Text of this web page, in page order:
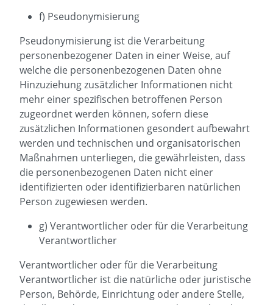
f) Pseudonymisierung
Pseudonymisierung ist die Verarbeitung
personenbezogener Daten in einer Weise, auf
welche die personenbezogenen Daten ohne
Hinzuziehung zusätzlicher Informationen nicht
mehr einer spezifischen betroffenen Person
zugeordnet werden können, sofern diese
zusätzlichen Informationen gesondert aufbewahrt
werden und technischen und organisatorischen
Maßnahmen unterliegen, die gewährleisten, dass
die personenbezogenen Daten nicht einer
identifizierten oder identifizierbaren natürlichen
Person zugewiesen werden.
g) Verantwortlicher oder für die Verarbeitung
Verantwortlicher
Verantwortlicher oder für die Verarbeitung
Verantwortlicher ist die natürliche oder juristische
Person, Behörde, Einrichtung oder andere Stelle,